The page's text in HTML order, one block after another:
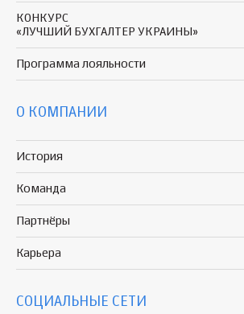
КОНКУРС
«ЛУЧШИЙ БУХГАЛТЕР УКРАИНЫ»
Программа лояльности
О КОМПАНИИ
История
Команда
Партнёры
Карьера
СОЦИАЛЬНЫЕ СЕТИ